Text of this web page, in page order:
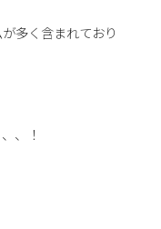
多く含まれており
、！